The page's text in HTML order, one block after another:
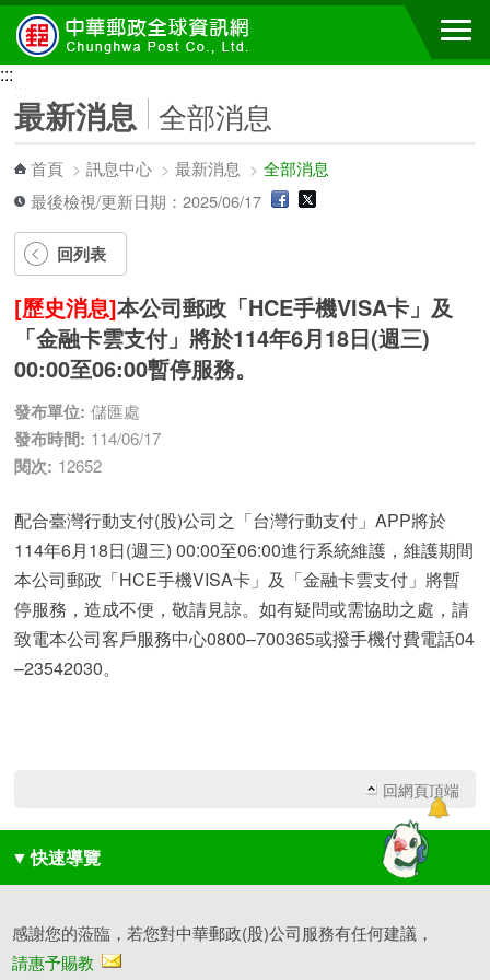
跳到主要內容區塊
:::
最新消息 全部消息
首頁 >訊息中心 >最新消息 >全部消息
最後檢視/更新日期：2025/06/17
回列表
[歷史消息]本公司郵政「HCE手機VISA卡」及
「金融卡雲支付」將於114年6月18日(週三)
00:00至06:00暫停服務。
發布單位: 儲匯處
發布時間: 114/06/17
閱次: 12652
配合臺灣行動支付(股)公司之「台灣行動支付」APP將於
114年6月18日(週三) 00:00至06:00進行系統維護，維護期間
本公司郵政「HCE手機VISA卡」及「金融卡雲支付」將暫
停服務，造成不便，敬請見諒。如有疑問或需協助之處，請
致電本公司客戶服務中心0800–700365或撥手機付費電話04
–23542030。
回網頁頂端
▼ 快速導覽
感謝您的蒞臨，若您對中華郵政(股)公司服務有任何建議，
請惠予賜教